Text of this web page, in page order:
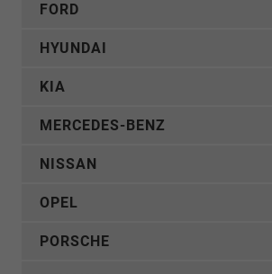
FORD
HYUNDAI
KIA
MERCEDES-BENZ
NISSAN
OPEL
PORSCHE